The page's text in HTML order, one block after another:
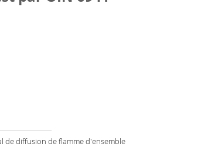
de diffusion de flamme d'ensemble